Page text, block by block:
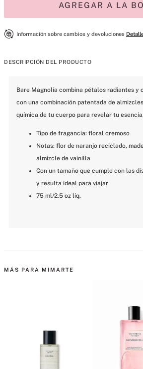
AGREGAR A LA
Información sobre cambios y devoluciones
DESCRIPCIÓN DEL PRODUCTO
Bare Magnolia combina pétalos radiantes
con una combinación patentada de
química de tu cuerpo para revelar tu
Tipo de fragancia: floral cremoso
Notas: flor de naranjo reciclado,
almizcle de vainilla
Con un tamaño que cumple con las
y resulta ideal para viajar
75 ml/2.5 oz líq.
MÁS PARA MIMARTE